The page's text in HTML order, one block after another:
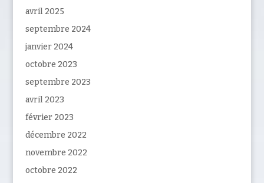
avril 2025
septembre 2024
janvier 2024
octobre 2023
septembre 2023
avril 2023
février 2023
décembre 2022
novembre 2022
octobre 2022